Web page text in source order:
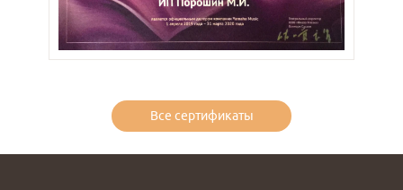
Все сертификаты